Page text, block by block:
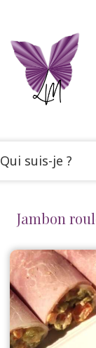
Qui suis-je ?
Jambon